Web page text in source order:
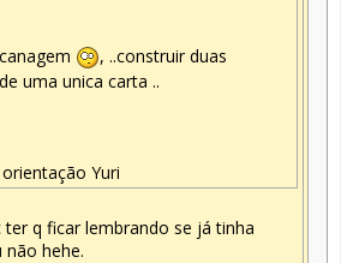
, ..construir duas
uma unica carta ..
Yuri
ter q ficar lembrando se já tinha
hehe.